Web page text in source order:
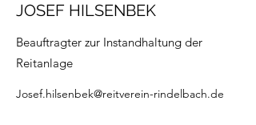
JOSEF HILSENBEK
Beauftragter zur Instandhaltung der
Reitanlage
Josef.hilsenbek@reitverein-rindelbach.de